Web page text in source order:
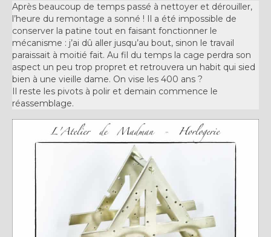
Après beaucoup de temps passé à nettoyer et dérouiller,
l’heure du remontage a sonné ! Il a été impossible de
conserver la patine tout en faisant fonctionner le
mécanisme : j’ai dû aller jusqu’au bout, sinon le travail
paraissait à moitié fait. Au fil du temps la cage perdra son
aspect un peu trop propret et retrouvera un habit qui sied
bien à une vieille dame. On vise les 400 ans ?
Il reste les pivots à polir et demain commence le
réassemblage.